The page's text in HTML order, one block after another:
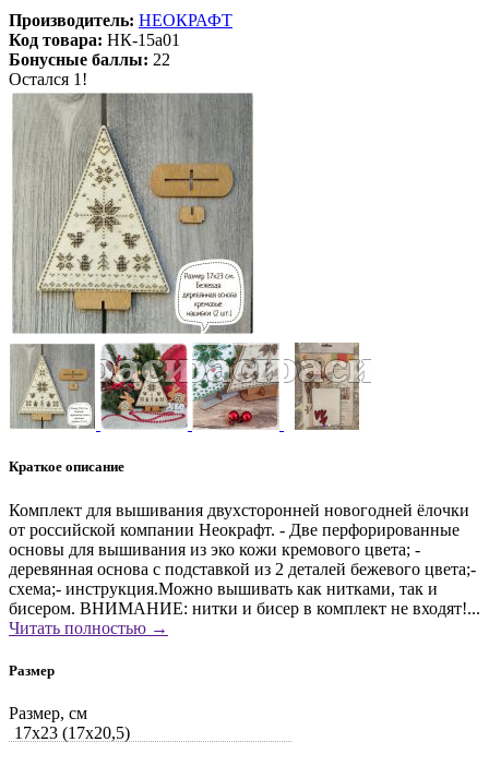
Производитель: НЕОКРАФТ
Код товара: НК-15a01
Бонусные баллы: 22
Остался 1!
Краткое описание
Комплект для вышивания двухсторонней новогодней ёлочки
от российской компании Неокрафт. - Две перфорированные
основы для вышивания из эко кожи кремового цвета; -
деревянная основа с подставкой из 2 деталей бежевого цвета;-
схема;- инструкция.Можно вышивать как нитками, так и
бисером. ВНИМАНИЕ: нитки и бисер в комплект не входят!...
Читать полностью →
Размер
Размер, см
17x23 (17x20,5)